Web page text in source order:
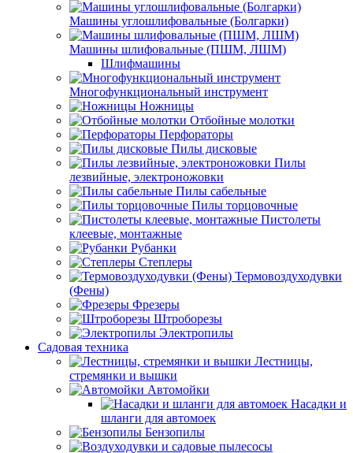
Машины углошлифовальные (Болгарки)
Машины шлифовальные (ПШМ, ЛШМ)
Шлифмашины
Многофункциональный инструмент
Ножницы
Отбойные молотки
Перфораторы
Пилы дисковые
Пилы
лезвийные, электроножовки
Пилы сабельные
Пилы торцовочные
Пистолеты
клеевые, монтажные
Рубанки
Степлеры
Термовоздуходувки
(Фены)
Фрезеры
Штроборезы
Электропилы
Садовая техника
Лестницы,
стремянки и вышки
Автомойки
Насадки и
шланги для автомоек
Бензопилы